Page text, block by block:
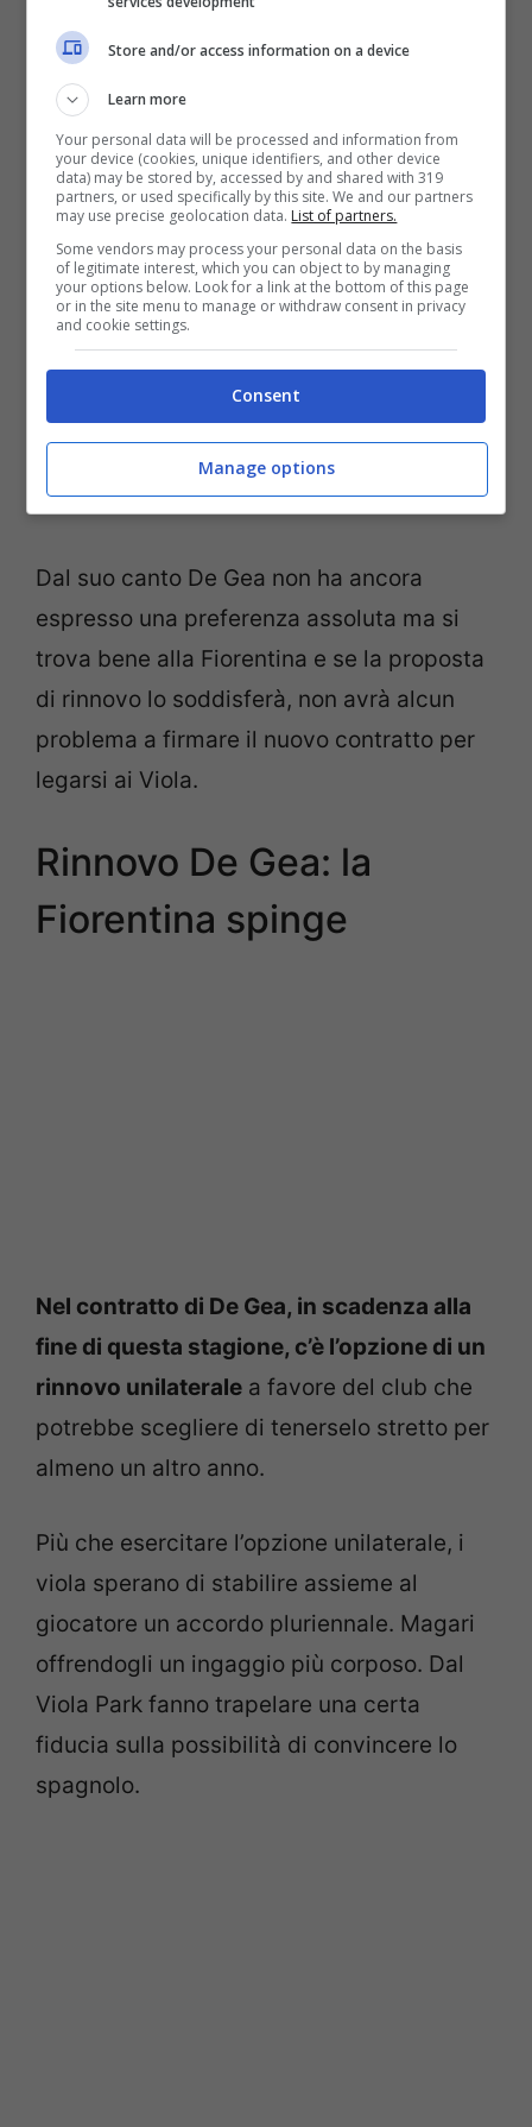
completamente a David De Gea.
alle sue prestazioni i Viola hanno chiuso
quattro clean sheet negli ultimi due mesi. Il
classe ’90 trasmette una sicurezza
importante alla retroguardia di Raffaele
Palladino, senza il bisogno di urlare o
scomporsi.
Secondo quanto riferisce
Sport
Geaed è pronta a offrrie un rinnovo di
contratto per basare sulla sua esperienza il
futuro del club.
Dal suo canto De Gea non ha ancora
espresso una preferenza assoluta ma si
trova bene alla Fiorentina e se la proposta
di rinnovo lo soddisferà, non avrà alcun
problema a firmare il nuovo contratto per
legarsi ai Viola.
Rinnovo De Gea: la
Fiorentina spinge
Nel contratto di De Gea, in scadenza alla
fine di questa stagione, c’è l’opzione di un
rinnovo unilaterale a favore del club che
potrebbe scegliere di tenerselo stretto per
almeno un altro anno.
Più che esercitare l’opzione unilaterale, i
viola sperano di stabilire assieme al
giocatore un accordo pluriennale. Magari
offrendogli un ingaggio più corposo. Dal
Viola Park fanno trapelare una certa
fiducia sulla possibilità di convincere lo
spagnolo.
Store and/or access information on a device
Learn more
Your personal data will be processed and information from
your device (cookies, unique identifiers, and other device
data) may be stored by, accessed by and shared with 319
partners, or used specifically by this site. We and our partners
may use precise geolocation data. List of partners.
Some vendors may process your personal data on the basis
of legitimate interest, which you can object to by managing
your options below. Look for a link at the bottom of this page
or in the site menu to manage or withdraw consent in privacy
and cookie settings.
Consent
Manage options